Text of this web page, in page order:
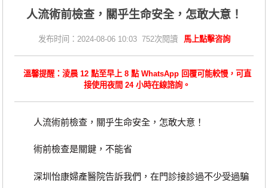
​人流術前檢查，關乎生命安全，怎敢大意！
发布时间：2024-08-06 10:03 752次閱讀 馬上點擊咨詢
溫馨提醒：淩晨 12 點至早上 8 點 WhatsApp 回覆可能較慢，可直
接使用夜間 24 小時在線諮詢。
人流術前檢查，關乎生命安全，怎敢大意！
術前檢查是關鍵，不能省
深圳怡康婦產醫院告訴我們，在門診接診過不少受過騙